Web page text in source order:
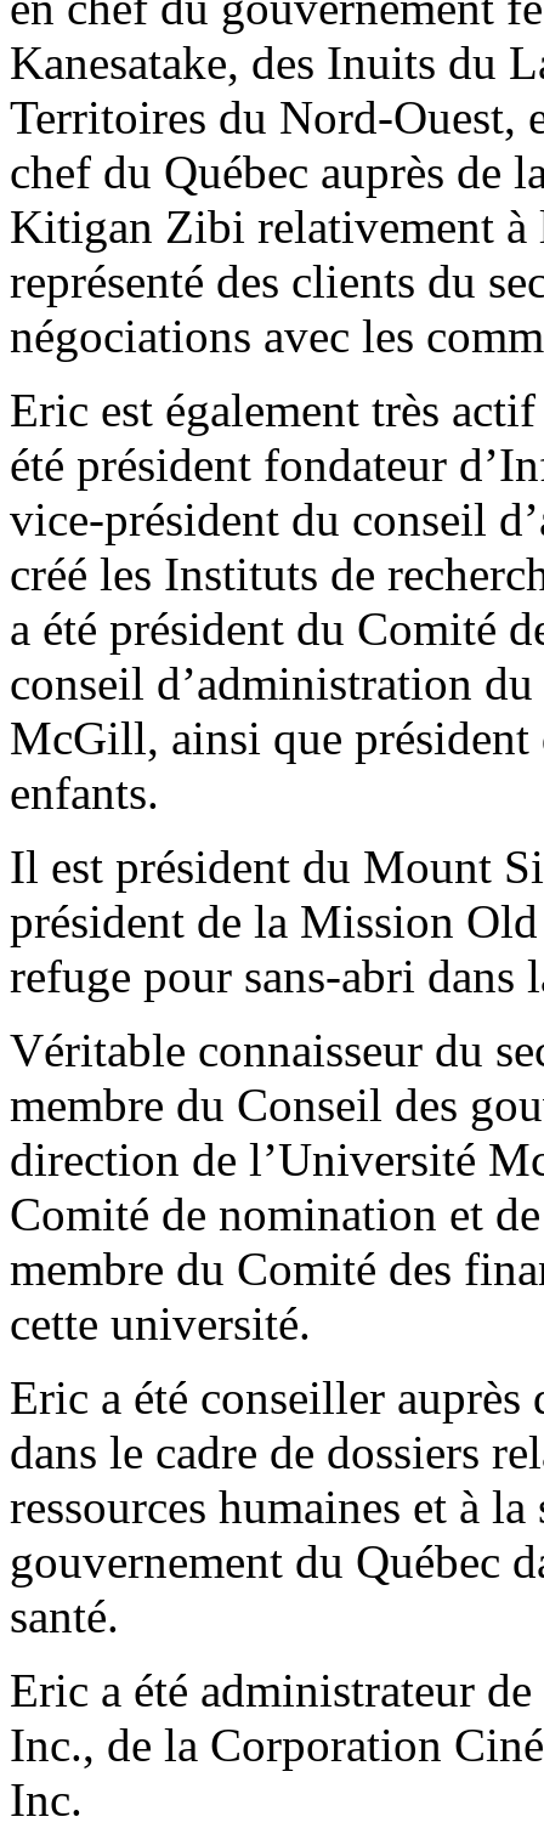
Kanesatake, des Inuits du
Territoires du Nord-Ouest,
chef du Québec auprès de
Kitigan Zibi relativement à
représenté des clients du
négociations avec les
Eric est également très
été président fondateur
vice-président du conseil
créé les Instituts de
a été président du Comité
conseil d’administration
McGill, ainsi que
enfants.
Il est président du Mount
président de la Mission
refuge pour sans-abri dans
Véritable connaisseur du
membre du Conseil des
direction de l’Université
Comité de nomination et
membre du Comité des
cette université.
Eric a été conseiller auprès
dans le cadre de dossiers
ressources humaines et à
gouvernement du Québec
santé.
Eric a été administrateur
Inc., de la Corporation
Inc.